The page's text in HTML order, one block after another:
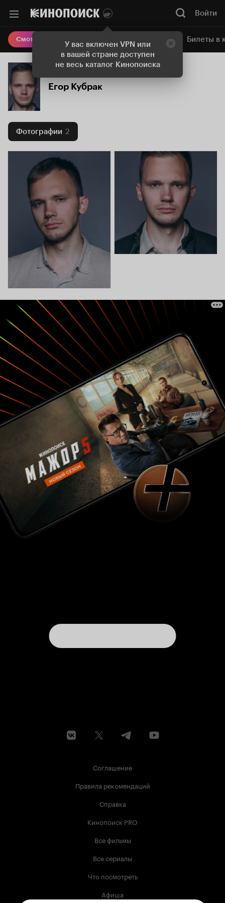
У вас включен VPN или
в вашей стране доступен
не весь каталог Кинопоиска
Войти
Смотреть кино Онлайн-кинотеатр Билеты в
Егор Кубрак
Фотографии 2
Соглашение
Правила рекомендаций
Справка
Кинопоиск PRO
Все фильмы
Все сериалы
Что посмотреть
Афиша